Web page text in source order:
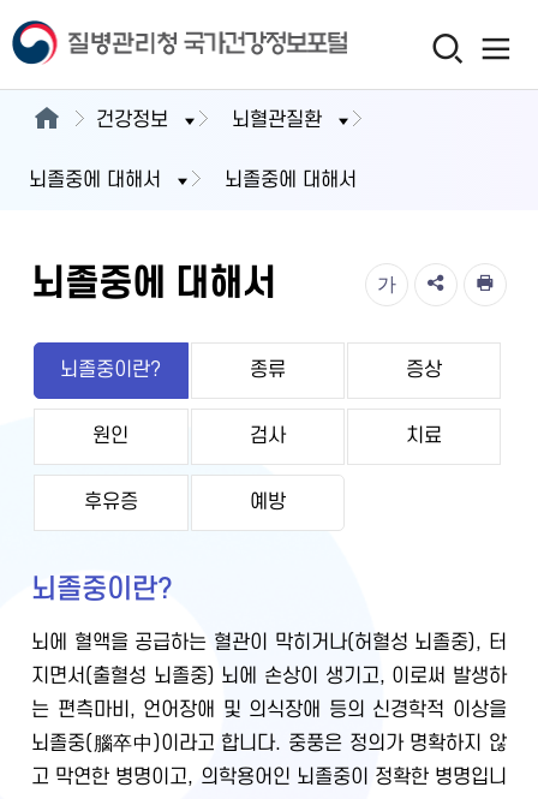
건강정보 뇌혈관질환
뇌졸중에 대해서 뇌졸중에 대해서
뇌졸중에 대해서 가
뇌졸중이란? 종류 증상
원인 검사 치료
후유증 예방
뇌졸중이란?
뇌에 혈액을 공급하는 혈관이 막히거나(허혈성 뇌졸중), 터
지면서(출혈성 뇌졸중) 뇌에 손상이 생기고, 이로써 발생하
는 편측마비, 언어장애 및 의식장애 등의 신경학적 이상을
뇌졸중(腦卒中)이라고 합니다. 중풍은 정의가 명확하지 않
고 막연한 병명이고, 의학용어인 뇌졸중이 정확한 병명입니